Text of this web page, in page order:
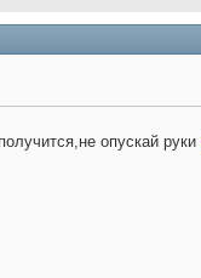
опускай руки